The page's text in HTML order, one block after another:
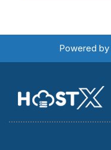
Powered by